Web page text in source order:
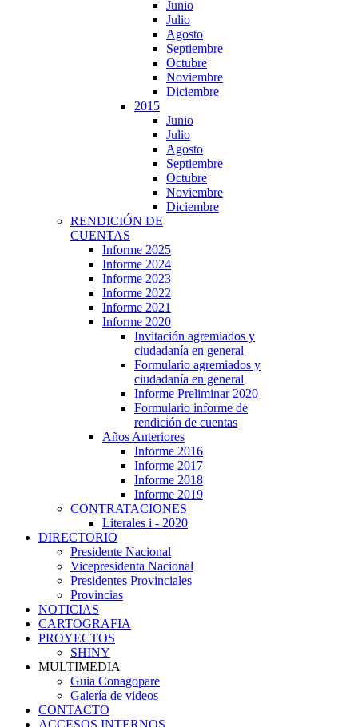
Junio
Julio
Agosto
Septiembre
Octubre
Noviembre
Diciembre
2015
Junio
Julio
Agosto
Septiembre
Octubre
Noviembre
Diciembre
RENDICIÓN DE
CUENTAS
Informe 2025
Informe 2024
Informe 2023
Informe 2022
Informe 2021
Informe 2020
Invitación agremiados y
ciudadanía en general
Formulario agremiados y
ciudadanía en general
Informe Preliminar 2020
Formulario informe de
rendición de cuentas
Años Anteriores
Informe 2016
Informe 2017
Informe 2018
Informe 2019
CONTRATACIONES
Literales i - 2020
DIRECTORIO
Presidente Nacional
Vicepresidenta Nacional
Presidentes Provinciales
Provincias
NOTICIAS
CARTOGRAFIA
PROYECTOS
SHINY
MULTIMEDIA
Guia Conagopare
Galería de videos
CONTACTO
ACCESOS INTERNOS